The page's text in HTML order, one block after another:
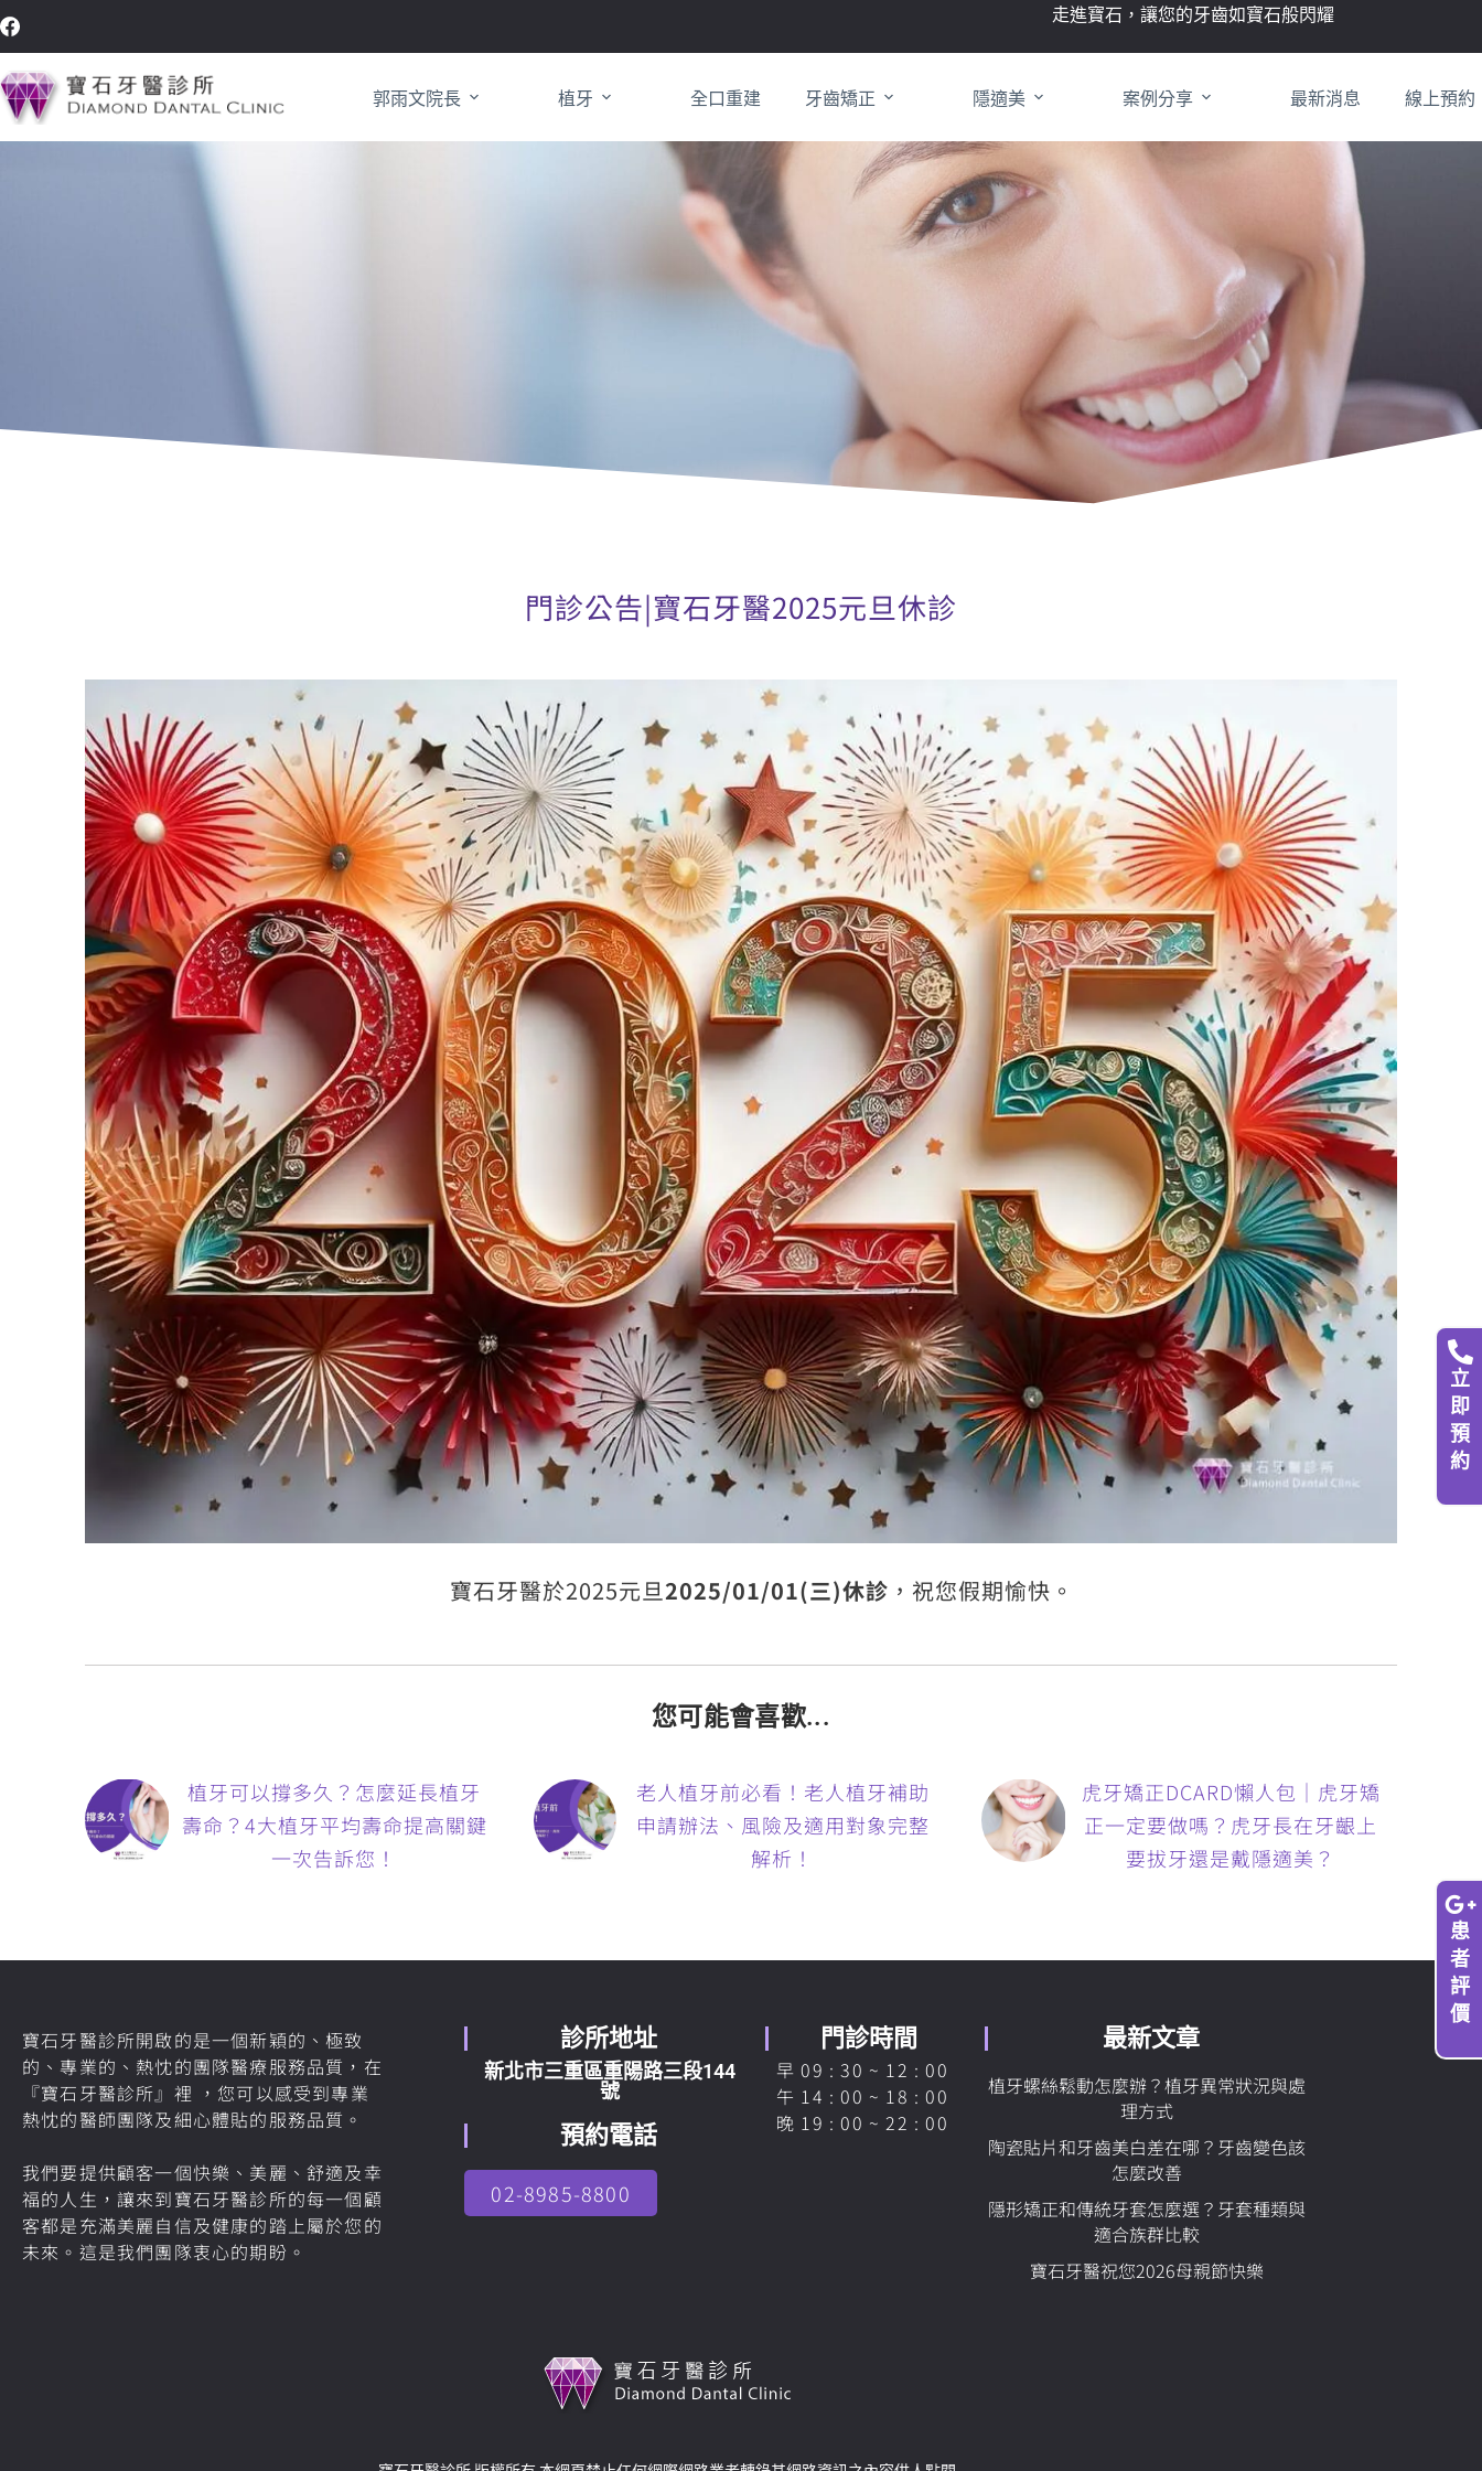
走進寶石，讓您的牙齒如寶石般閃耀
郭雨文院長 植牙 全口重建 牙齒矯正 隱適美 案例分享 最新消息 線上預約
門診公告|寶石牙醫2025元旦休診
寶石牙醫於2025元旦2025/01/01(三)休診 ，祝您假期愉快。
您可能會喜歡...
植牙可以撐多久？怎麼延長植牙
壽命？4大植牙平均壽命提高關鍵
一次告訴您！
老人植牙前必看！老人植牙補助
申請辦法、風險及適用對象完整
解析！
虎牙矯正DCARD懶人包｜虎牙矯
正一定要做嗎？虎牙長在牙齦上
要拔牙還是戴隱適美？
立
即
預
約
患
者
評
價
寶石牙醫診所開啟的是一個新穎的、極致
的、專業的、熱忱的團隊醫療服務品質，在
『寶石牙醫診所』裡 ，您可以感受到專業
熱忱的醫師團隊及細心體貼的服務品質。
我們要提供顧客一個快樂、美麗、舒適及幸
福的人生，讓來到寶石牙醫診所的每一個顧
客都是充滿美麗自信及健康的踏上屬於您的
未來。這是我們團隊衷心的期盼。
診所地址
新北市三重區重陽路三段144
號
預約電話
02-8985-8800
門診時間
早 09 : 30 ~ 12 : 00
午 14 : 00 ~ 18 : 00
晚 19 : 00 ~ 22 : 00
最新文章
植牙螺絲鬆動怎麼辦？植牙異常狀況與處
理方式
陶瓷貼片和牙齒美白差在哪？牙齒變色該
怎麼改善
隱形矯正和傳統牙套怎麼選？牙套種類與
適合族群比較
寶石牙醫祝您2026母親節快樂